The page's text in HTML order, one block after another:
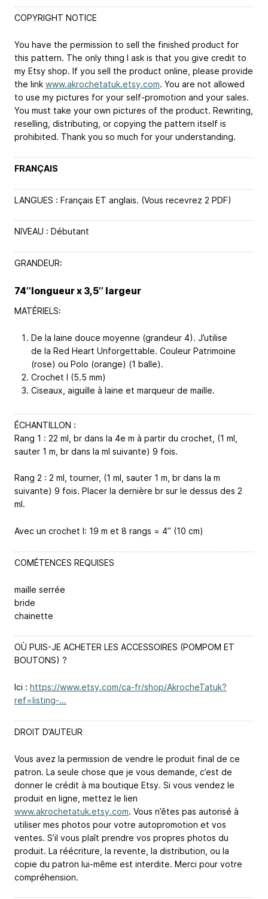
COPYRIGHT NOTICE
You have the permission to sell the finished product for
this pattern. The only thing I ask is that you give credit to
my Etsy shop. If you sell the product online, please provide
the link www.akrochetatuk.etsy.com. You are not allowed
to use my pictures for your self-promotion and your sales.
You must take your own pictures of the product. Rewriting,
reselling, distributing, or copying the pattern itself is
prohibited. Thank you so much for your understanding.
FRANÇAIS
LANGUES : Français ET anglais. (Vous recevrez 2 PDF)
NIVEAU : Débutant
GRANDEUR:
74’’longueur x 3,5’’ largeur
MATÉRIELS:
De la laine douce moyenne (grandeur 4). J’utilise
de la Red Heart Unforgettable. Couleur Patrimoine
(rose) ou Polo (orange) (1 balle).
Crochet I (5.5 mm)
Ciseaux, aiguille à laine et marqueur de maille.
ÉCHANTILLON :
Rang 1 : 22 ml, br dans la 4e m à partir du crochet, (1 ml,
sauter 1 m, br dans la ml suivante) 9 fois.
Rang 2 : 2 ml, tourner, (1 ml, sauter 1 m, br dans la m
suivante) 9 fois. Placer la dernière br sur le dessus des 2
ml.
Avec un crochet I: 19 m et 8 rangs = 4’’ (10 cm)
COMÉTENCES REQUISES
maille serrée
bride
chainette
OÙ PUIS-JE ACHETER LES ACCESSOIRES (POMPOM ET
BOUTONS) ?
Ici : https://www.etsy.com/ca-fr/shop/AkrocheTatuk?
ref=listing-...
DROIT D’AUTEUR
Vous avez la permission de vendre le produit final de ce
patron. La seule chose que je vous demande, c’est de
donner le crédit à ma boutique Etsy. Si vous vendez le
produit en ligne, mettez le lien
www.akrochetatuk.etsy.com. Vous n’êtes pas autorisé à
utiliser mes photos pour votre autopromotion et vos
ventes. S’il vous plaît prendre vos propres photos du
produit. La réécriture, la revente, la distribution, ou la
copie du patron lui-même est interdite. Merci pour votre
compréhension.